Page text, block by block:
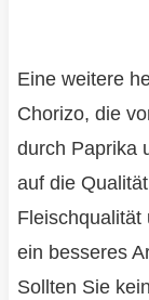
Eine weitere
Chorizo, die
durch Paprika
auf die
Fleischqualität
ein besseres
Sollten Sie